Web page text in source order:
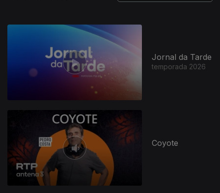
Jornal da Tarde
temporada 2026
Coyote